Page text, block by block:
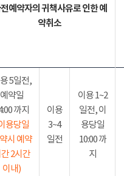
예약자의 귀책사유로 인한 예
약취소
5일전,
예약일
까지
용당일
시 예약
2시간
이내)
이용
3~4
일전
이용 1~2
일전, 이
용당일
10:00 까
지